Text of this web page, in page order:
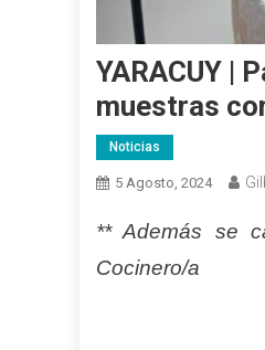
YARACUY |
muestras
Noticias
5 Agosto, 2024
** Además se
Cocinero/a